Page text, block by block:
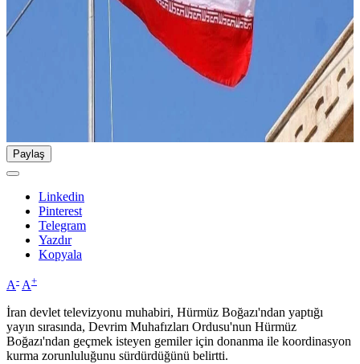
Paylaş
Linkedin
Pinterest
Telegram
Yazdır
Kopyala
A- A+
İran devlet televizyonu muhabiri, Hürmüz Boğazı'ndan yaptığı
yayın sırasında, Devrim Muhafızları Ordusu'nun Hürmüz
Boğazı'ndan geçmek isteyen gemiler için donanma ile koordinasyon
kurma zorunluluğunu sürdürdüğünü belirtti.